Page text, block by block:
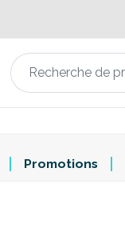
Promotions